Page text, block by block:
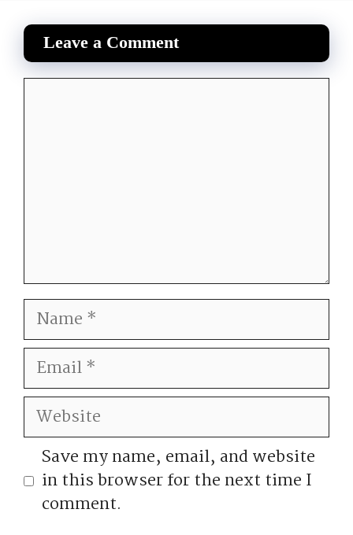
Leave a Comment
Name
Email
Website
Save my name, email, and website
in this browser for the next time I
comment.